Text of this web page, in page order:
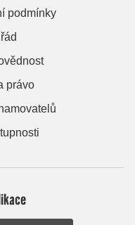
podmínky
právo